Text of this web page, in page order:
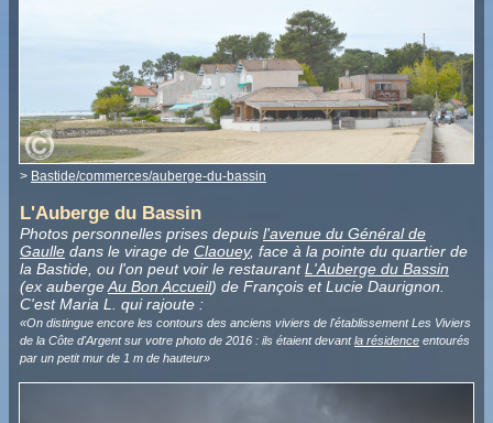
> Bastide/commerces/auberge-du-bassin
L'Auberge du Bassin
Photos personnelles prises depuis l'avenue du Général de
Gaulle dans le virage de Claouey, face à la pointe du quartier de
la Bastide, ou l'on peut voir le restaurantL'Auberge du Bassin
(ex aubergeAu Bon Accueil) de François et Lucie Daurignon.
C'est Maria L. qui rajoute :
«On distingue encore les contours des anciens viviers de l'établissement Les Viviers
de la Côte d'Argent sur votre photo de 2016 : ils étaient devantla résidence entourés
par un petit mur de 1 m de hauteur»